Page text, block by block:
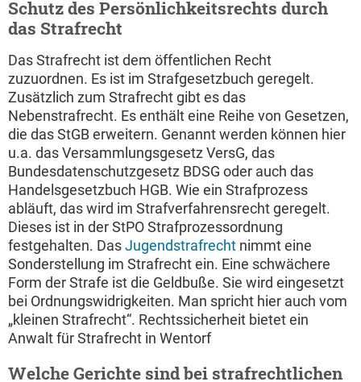
Schutz des Persönlichkeitsrechts durch
das Strafrecht
Das Strafrecht ist dem öffentlichen Recht
zuzuordnen. Es ist im Strafgesetzbuch geregelt.
Zusätzlich zum Strafrecht gibt es das
Nebenstrafrecht. Es enthält eine Reihe von Gesetzen,
die das StGB erweitern. Genannt werden können hier
u.a. das Versammlungsgesetz VersG, das
Bundesdatenschutzgesetz BDSG oder auch das
Handelsgesetzbuch HGB. Wie ein Strafprozess
abläuft, das wird im Strafverfahrensrecht geregelt.
Dieses ist in der StPO Strafprozessordnung
festgehalten. DasJugendstrafrecht nimmt eine
Sonderstellung im Strafrecht ein. Eine schwächere
Form der Strafe ist die Geldbuße. Sie wird eingesetzt
bei Ordnungswidrigkeiten. Man spricht hier auch vom
„kleinen Strafrecht“. Rechtssicherheit bietet ein
Anwalt für Strafrecht in Wentorf
Welche Gerichte sind bei strafrechtlichen